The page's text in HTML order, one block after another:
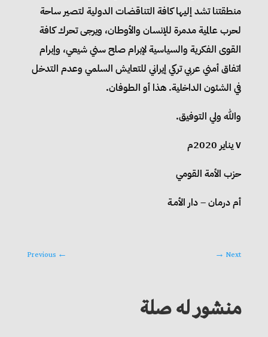
منطقتنا تشد إليها كافة التناقضات الدولية لتصير ساحة
لحرب عالمية مدمرة للإنسان والأوطان، ويرجى تحرك كافة
القوى الفكرية والسياسية لإبرام صلح سني شيعي، وإبرام
اتفاق أمني عربي تركي إيراني للتعايش السلمي وعدم التدخل
في الشئون الداخلية. هذا أو الطوفان.
والله ولي التوفيق.
٧ يناير 2020م
حزب الأمة القومي
أم درمان – دار الأمـة
←
Previous Next
→
منشور له صلة